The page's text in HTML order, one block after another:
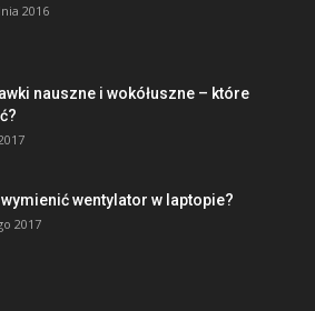
2016
nauszne i wokółuszne – które
wentylator w laptopie?
2017